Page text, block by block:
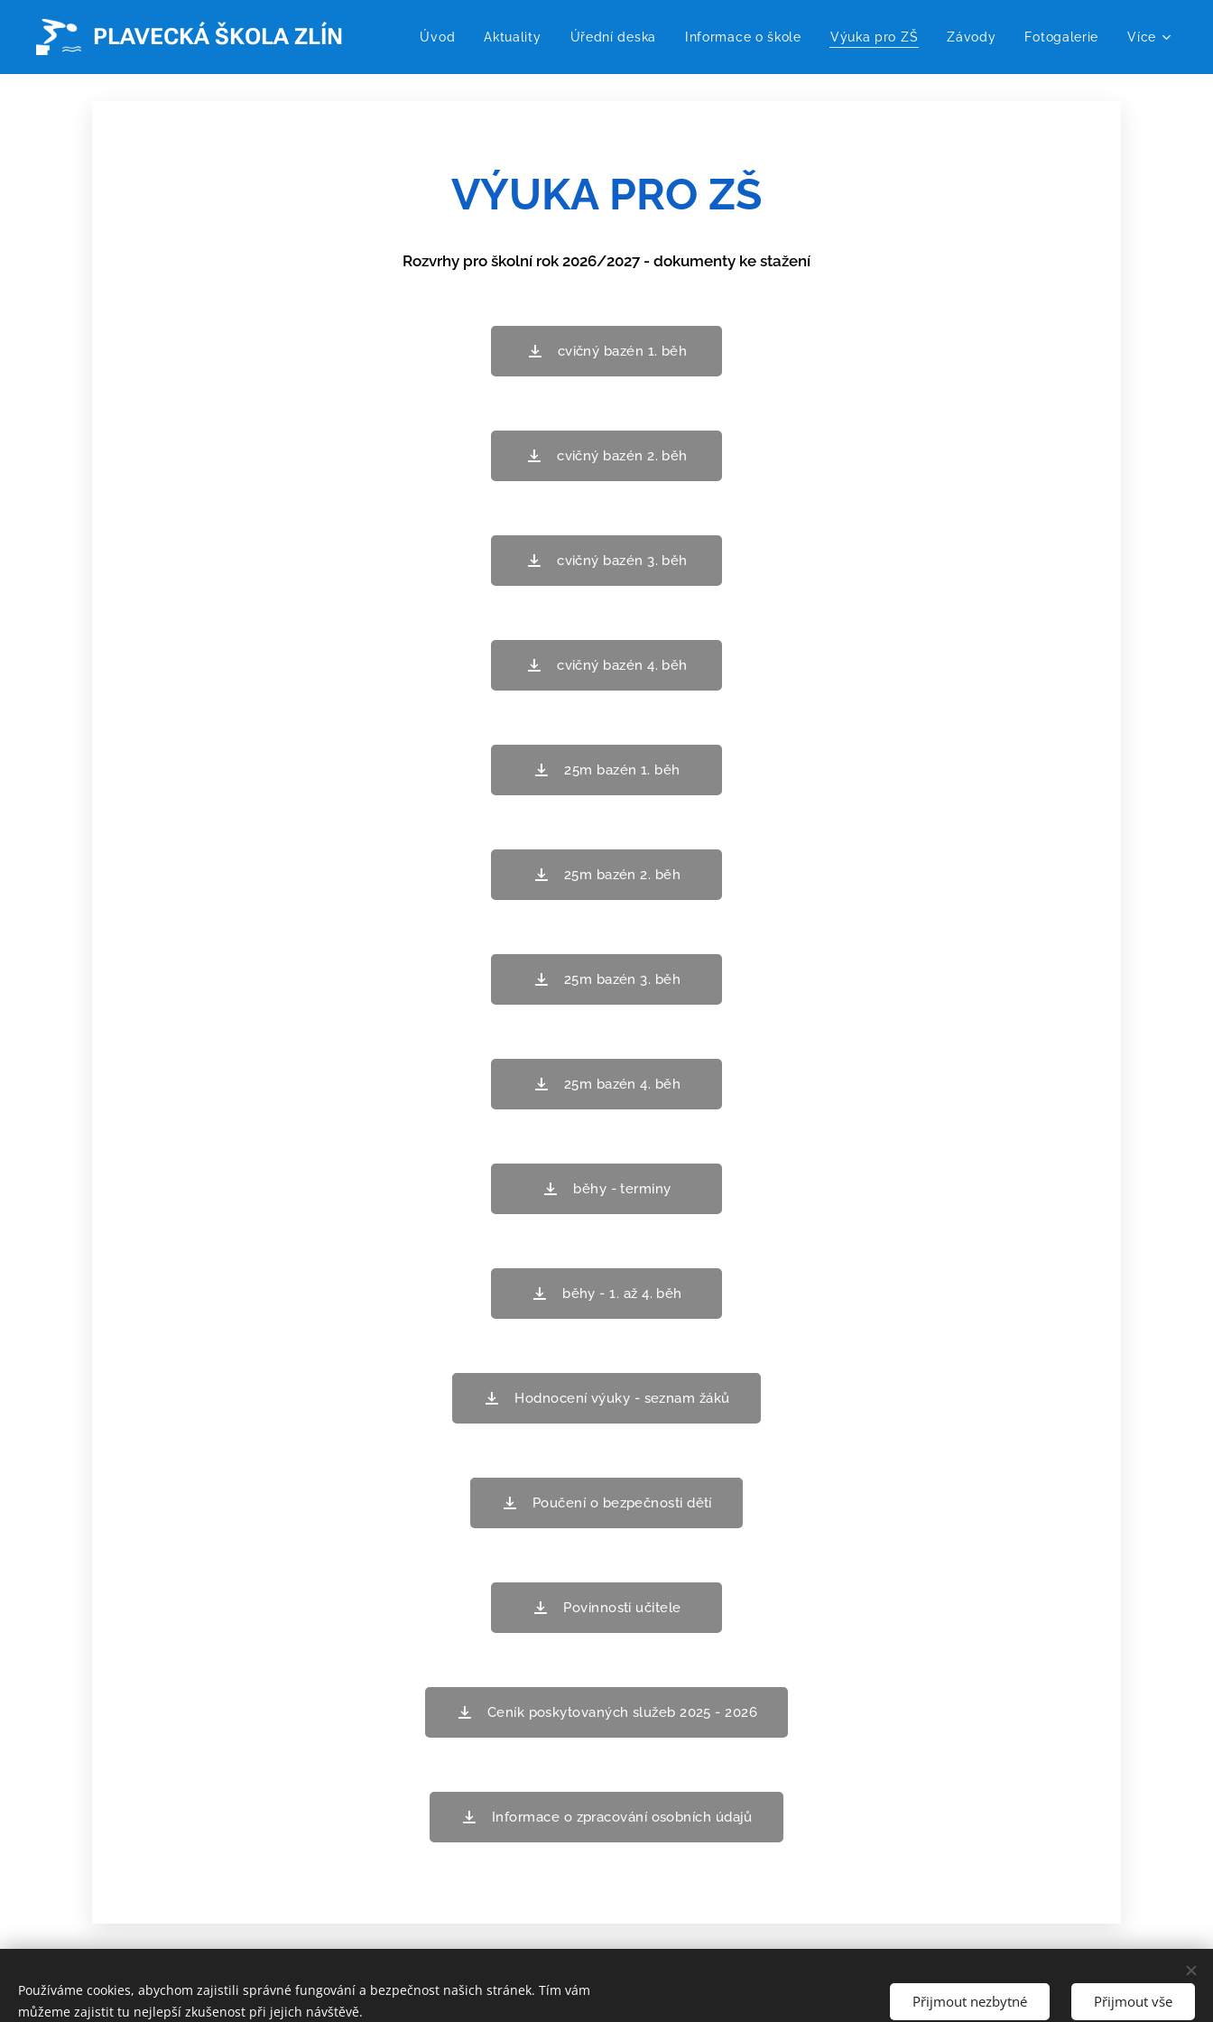
PLAVECKÁ ŠKOLA ZLÍN Úvod Aktuality Úřední deska Informace o škole Výuka pro ZŠ Závody Fotogalerie Více
VÝUKA PRO ZŠ
Rozvrhy pro školní rok 2026/2027 - dokumenty ke stažení
cvičný bazén 1. běh
cvičný bazén 2. běh
cvičný bazén 3. běh
cvičný bazén 4. běh
25m bazén 1. běh
25m bazén 2. běh
25m bazén 3. běh
25m bazén 4. běh
běhy - terminy
běhy - 1. až 4. běh
Hodnocení výuky - seznam žáků
Poučení o bezpečnosti dětí
Povinnosti učitele
Ceník poskytovaných služeb 2025 - 2026
Informace o zpracování osobních údajů
2023 Plavecká škola Zlín | Všechna práva vyhrazena.
Používáme cookies, abychom zajistili správné fungování a bezpečnost našich stránek. Tím vám
můžeme zajistit tu nejlepší zkušenost při jejich návštěvě.
Přijmout nezbytné Přijmout vše